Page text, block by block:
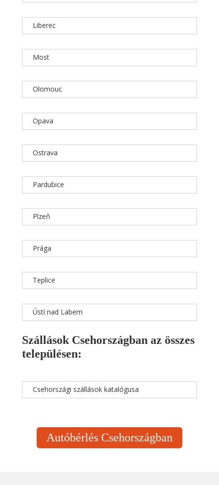
Liberec
Most
Olomouc
Opava
Ostrava
Pardubice
Plzeň
Prága
Teplice
Ústí nad Labem
Szállások Csehországban az összes
településen:
Csehországi szállások katalógusa
Autóbérlés Csehországban